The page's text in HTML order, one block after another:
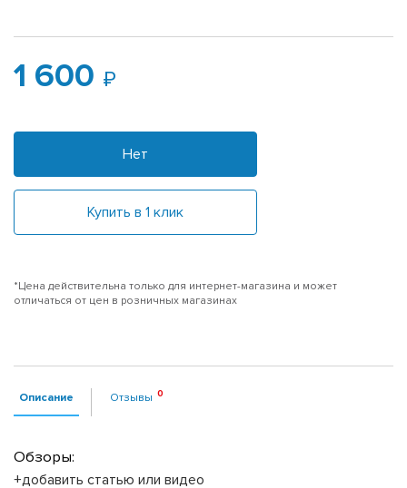
1 600
Нет
Купить в 1 клик
*Цена действительна только для интернет-магазина и может
отличаться от цен в розничных магазинах
Описание Отзывы
Обзоры:
+добавить статью или видео